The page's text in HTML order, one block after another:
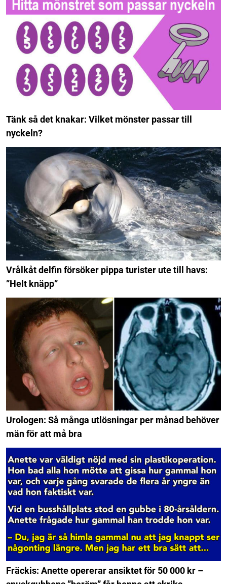
Tänk så det knakar: Vilket mönster passar till
nyckeln?
Vrålkåt delfin försöker pippa turister ute till havs:
”Helt knäpp”
Urologen: Så många utlösningar per månad behöver
män för att må bra
Fräckis: Anette opererar ansiktet för 50 000 kr –